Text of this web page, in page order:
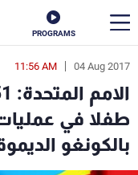
PROGRAMS
04 Aug 2017
11:56 AM
طفلا في
بالكونغو
en
الأخبار
سياسة